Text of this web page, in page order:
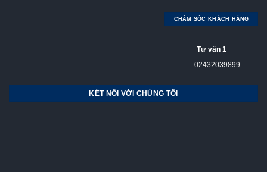
CHĂM SÓC KHÁCH HÀNG
Tư vấn 1
02432039899
KẾT NỐI VỚI CHÚNG TÔI